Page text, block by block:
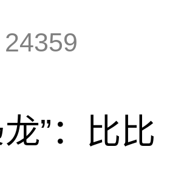
24359
”：比比